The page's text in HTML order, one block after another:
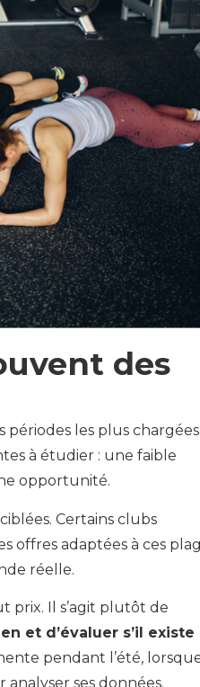
des
les plus chargées.
à étudier : une faible
opportunité.
Certains clubs
offres adaptées à ces
réelle.
prix. Il s’agit plutôt de
et d’évaluer s’il existe
pendant l’été,
ses données.